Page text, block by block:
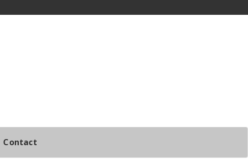
Contact